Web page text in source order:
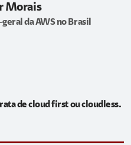
Morais
da AWS no Brasil
de cloud first ou cloudless.